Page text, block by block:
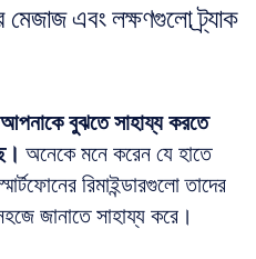
মেজাজ এবং লক্ষণগুলো ট্র্যাক
আপনাকে বুঝতে সাহায্য করতে
অনেকে মনে করেন যে হাতে
রিমাইন্ডারগুলো তাদের
জানাতে সাহায্য করে।